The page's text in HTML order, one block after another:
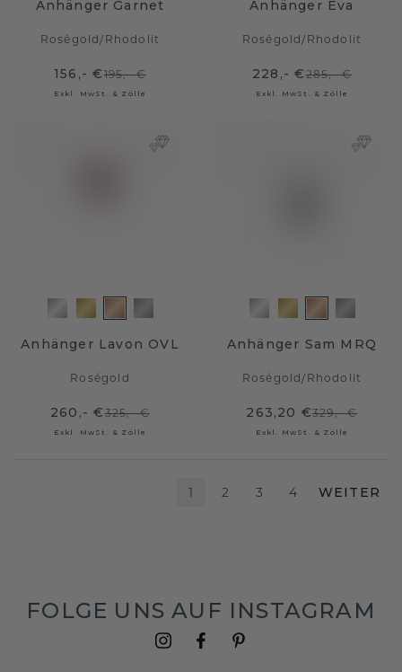
Anhänger Garnet
Roségold/ Rhodolit
156,- €195,- €
Exkl. MwSt. & Zölle
Anhänger Eva
Roségold/ Rhodolit
228,- €285,- €
Exkl. MwSt. & Zölle
Anhänger Lavon OVL
Roségold
260,- €325,- €
Exkl. MwSt. & Zölle
Anhänger Sam MRQ
Roségold/ Rhodolit
263,20 €329,- €
Exkl. MwSt. & Zölle
1 2 3 4 WEITER
FOLGE UNS AUF INSTAGRAM